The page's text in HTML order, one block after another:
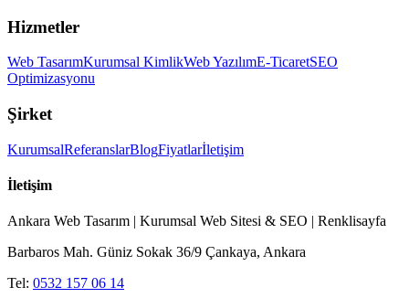
Hizmetler
Web TasarımKurumsal KimlikWeb YazılımE-TicaretSEO
Optimizasyonu
Şirket
KurumsalReferanslarBlogFiyatlarİletişim
İletişim
Ankara Web Tasarım | Kurumsal Web Sitesi & SEO | Renklisayfa
Barbaros Mah. Güniz Sokak 36/9 Çankaya, Ankara
Tel: 0532 157 06 14